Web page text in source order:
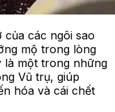
các ngôi sao
mộ trong lòng
là một trong những
Vũ trụ, giúp
hóa và cái chết